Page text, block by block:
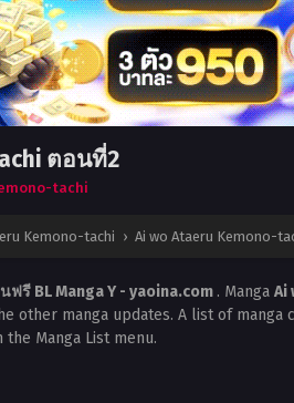
ตอนที่2
tachi
Kemono-tachi › Ai wo Ataeru Kemono-
ฟรี BL Manga Y - yaoina.com . Manga Ai
other manga updates. A list of manga
the Manga List menu.